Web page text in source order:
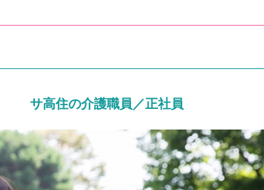
サ高住の介護職員／正社員